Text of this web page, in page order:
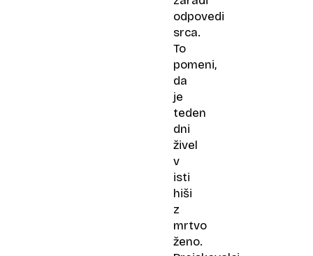
odpovedi
srca.
To
pomeni,
da
je
teden
dni
živel
v
isti
hiši
z
mrtvo
ženo.